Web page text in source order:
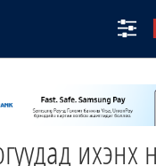
ихэнх